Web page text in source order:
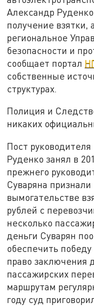
Александр
получение взятки,
региональное
безопасности и
сообщает портал
собственные
структурах.
Полиция и
никаких
Пост
Руденко занял в
прежнего
Суваряна
вымогательстве
рублей с
несколько
деньги Суварян
обеспечить
право заключения
пассажирских
маршрутам
году суд